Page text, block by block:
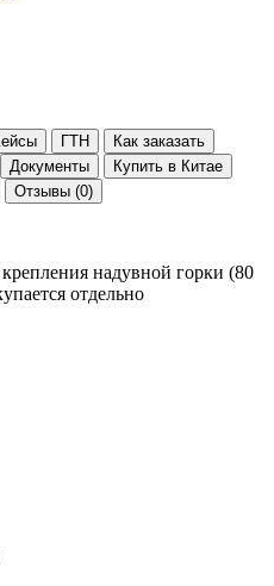
ГТН
Как заказать
Документы
Купить в Китае
Отзывы (0)
надувной горки (80
отдельно